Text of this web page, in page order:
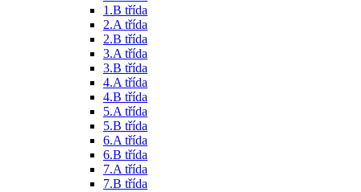
1.B třída
2.A třída
2.B třída
3.A třída
3.B třída
4.A třída
4.B třída
5.A třída
5.B třída
6.A třída
6.B třída
7.A třída
7.B třída